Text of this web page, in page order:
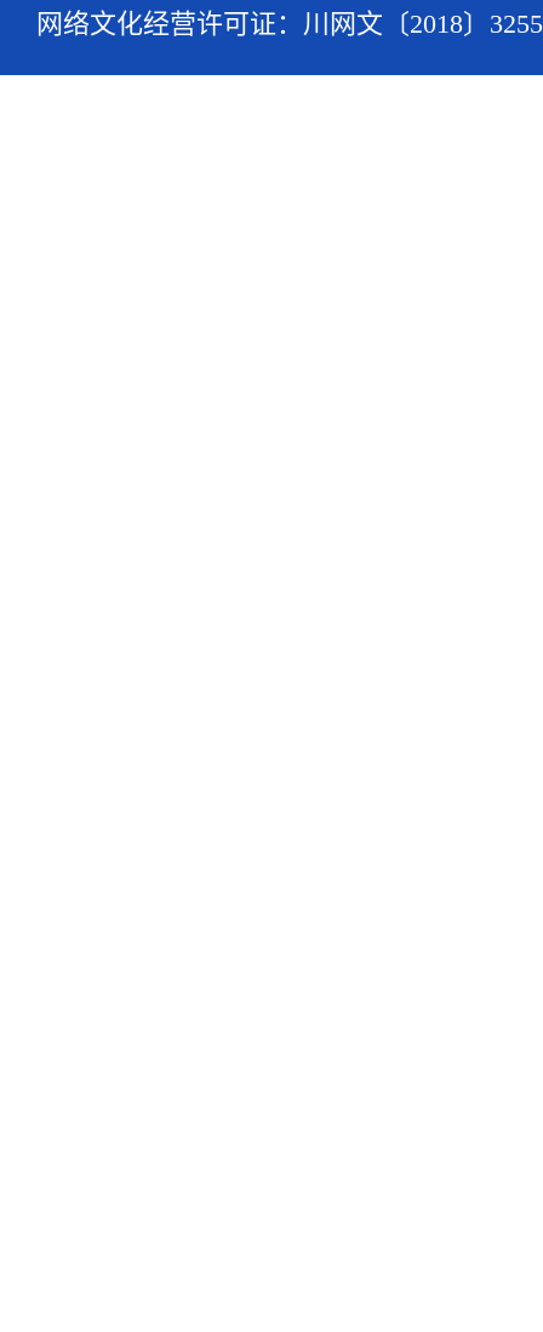
网络文化经营许可证：川网文〔2018〕